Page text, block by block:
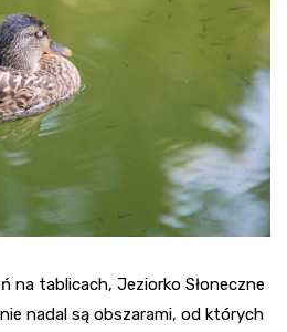
na tablicach, Jeziorko Słoneczne
nadal są obszarami, od których